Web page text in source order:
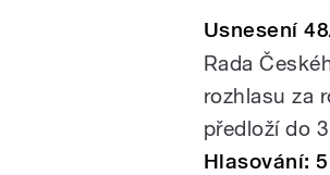
Usnesení
Rada
rozhlasu za
předloží do
Hlasování: